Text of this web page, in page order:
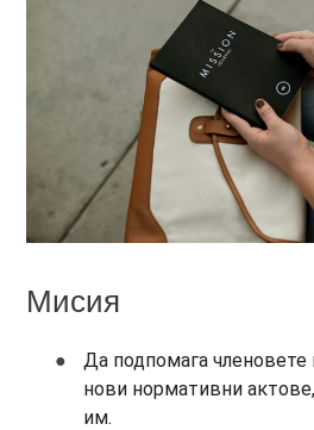
Мисия
Да подпомага членовете
нови нормативни
им.